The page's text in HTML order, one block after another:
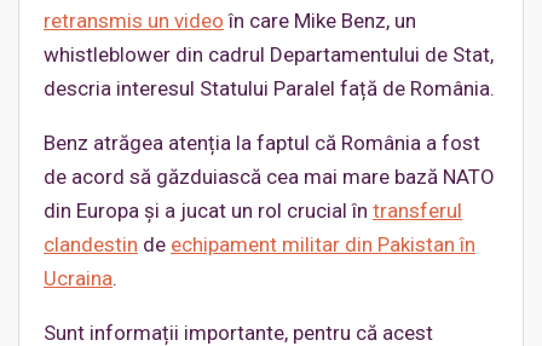
retransmis un video în care Mike Benz, un
whistleblower din cadrul Departamentului de Stat,
descria interesul Statului Paralel față de România.
Benz atrăgea atenția la faptul că România a fost
de acord să găzduiască cea mai mare bază NATO
din Europa și a jucat un rol crucial în transferul
clandestin de echipament militar din Pakistan în
Ucraina.
Sunt informații importante, pentru că acest